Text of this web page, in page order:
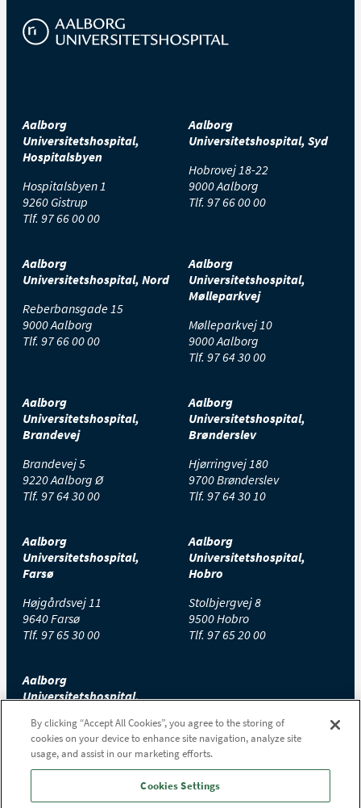
Aalborg
Universitetshospital,
Hospitalsbyen
Hospitalsbyen 1
9260 Gistrup
Tlf. 97 66 00 00
Aalborg
Universitetshospital, Syd
Hobrovej 18-22
9000 Aalborg
Tlf. 97 66 00 00
Aalborg
Universitetshospital, Nord
Reberbansgade 15
9000 Aalborg
Tlf. 97 66 00 00
Aalborg
Universitetshospital,
Mølleparkvej
Mølleparkvej 10
9000 Aalborg
Tlf. 97 64 30 00
Aalborg
Universitetshospital,
Brandevej
Brandevej 5
9220 Aalborg Ø
Tlf. 97 64 30 00
Aalborg
Universitetshospital,
Brønderslev
Hjørringvej 180
9700 Brønderslev
Tlf. 97 64 30 10
Aalborg
Universitetshospital,
Farsø
Højgårdsvej 11
9640 Farsø
Tlf. 97 65 30 00
Aalborg
Universitetshospital,
Hobro
Stolbjergvej 8
9500 Hobro
Tlf. 97 65 20 00
Aalborg
Universitetshospital,
Højtoftevej 2
7700 Thisted
Tlf.97 65 00 00
By clicking “Accept All Cookies”, you agree to the storing of
cookies on your device to enhance site navigation, analyze site
usage, and assist in our marketing efforts.
Cookies Settings